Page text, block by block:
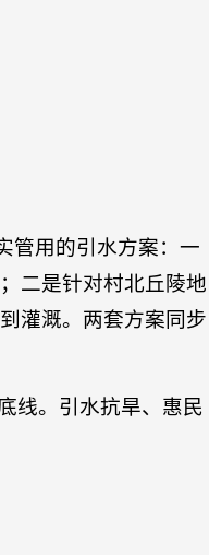
管用的引水方案：一
二是针对村北丘陵地
灌溉。两套方案同步
线。引水抗旱、惠民